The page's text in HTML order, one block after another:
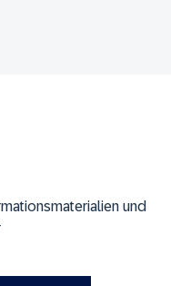
und